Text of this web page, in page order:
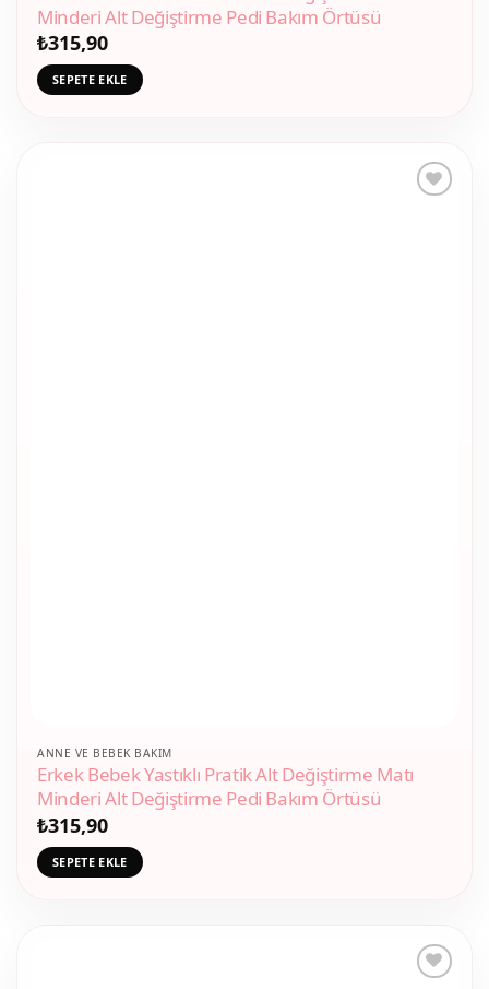
Minderi Alt Değiştirme Pedi Bakım Örtüsü
₺315,90
SEPETE EKLE
ANNE VE BEBEK BAKIM
Erkek Bebek Yastıklı Pratik Alt Değiştirme Matı
Minderi Alt Değiştirme Pedi Bakım Örtüsü
₺315,90
SEPETE EKLE